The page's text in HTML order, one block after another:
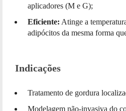
aplicadores (M e G);
Eficiente: Atinge a
adipócitos da mesma forma
Indicações
Tratamento de gordura
Modelagem não-invasiva do